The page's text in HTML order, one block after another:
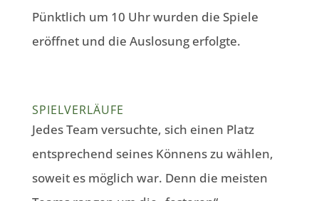
Pünktlich um 10 Uhr wurden die Spiele
eröffnet und die Auslosung erfolgte.
SPIELVERLÄUFE
Jedes Team versuchte, sich einen Platz
entsprechend seines Könnens zu wählen,
soweit es möglich war. Denn die meisten